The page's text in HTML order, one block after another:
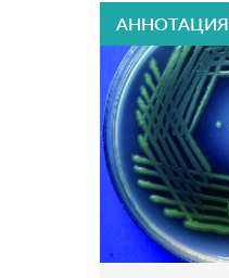
АННОТАЦИЯ